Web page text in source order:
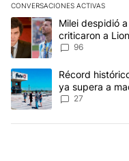
CONVERSACIONES ACTIVAS
Este listado muestra los
Un artículo de tendencia
Milei despidió
criticaron a
anti-Messi”
96
Un artículo de tendencia
Récord
ya supera a
27